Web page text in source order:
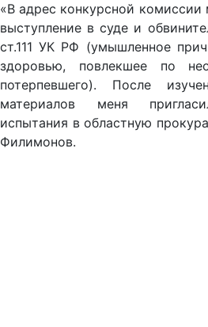
«В адрес конкурсной
выступление в суде и
ст.111 УК РФ (умышленное
здоровью, повлекшее по
потерпевшего). После
материалов меня
испытания в областную
Филимонов.